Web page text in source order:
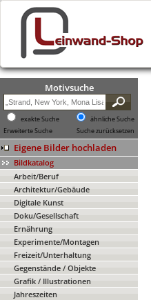
Motivsuche
exakte Suche
ähnliche Suche
Erweiterte Suche
Suche zurücksetzen
Eigene Bilder hochladen
Bildkatalog
Arbeit/Beruf
Architektur/Gebäude
Digitale Kunst
Doku/Gesellschaft
Ernährung
Experimente/Montagen
Freizeit/Unterhaltung
Gegenstände / Objekte
Grafik / Illustrationen
Jahreszeiten